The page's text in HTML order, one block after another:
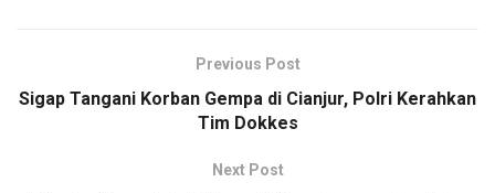
Previous Post
Sigap Tangani Korban Gempa di Cianjur, Polri Kerahkan
Tim Dokkes
Next Post